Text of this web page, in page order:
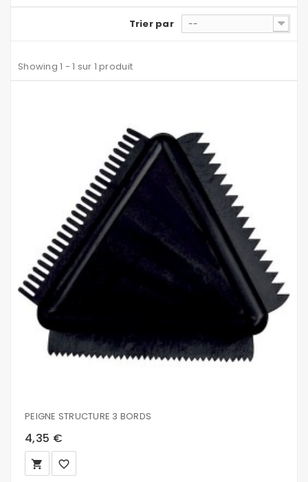
Trier par --
Showing 1 - 1 sur 1 produit
PEIGNE STRUCTURE 3 BORDS
4,35 €
local_grocery_store favorite_border